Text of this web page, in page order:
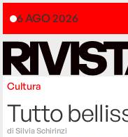
6 AGO 2026
Cultura
Tutto
diSilvia Schirinzi